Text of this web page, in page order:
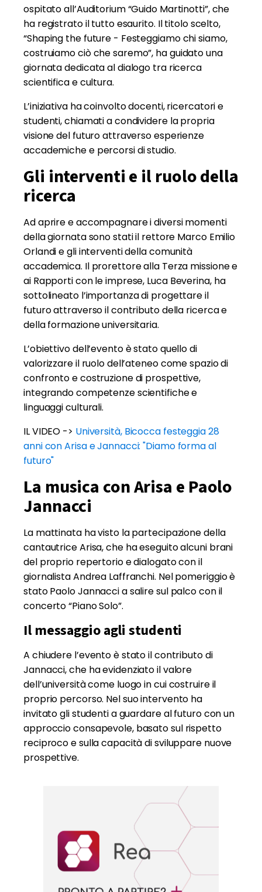
ospitato all’Auditorium “Guido Martinotti”, che
ha registrato il tutto esaurito. Il titolo scelto,
“Shaping the future - Festeggiamo chi siamo,
costruiamo ciò che saremo”, ha guidato una
giornata dedicata al dialogo tra ricerca
scientifica e cultura.
L’iniziativa ha coinvolto docenti, ricercatori e
studenti, chiamati a condividere la propria
visione del futuro attraverso esperienze
accademiche e percorsi di studio.
Gli interventi e il ruolo della
ricerca
Ad aprire e accompagnare i diversi momenti
della giornata sono stati il rettore Marco Emilio
Orlandi e gli interventi della comunità
accademica. Il prorettore alla Terza missione e
ai Rapporti con le imprese, Luca Beverina, ha
sottolineato l’importanza di progettare il
futuro attraverso il contributo della ricerca e
della formazione universitaria.
L’obiettivo dell’evento è stato quello di
valorizzare il ruolo dell’ateneo come spazio di
confronto e costruzione di prospettive,
integrando competenze scientifiche e
linguaggi culturali.
IL VIDEO -> Università, Bicocca festeggia 28
anni con Arisa e Jannacci: "Diamo forma al
futuro"
La musica con Arisa e Paolo
Jannacci
La mattinata ha visto la partecipazione della
cantautrice Arisa, che ha eseguito alcuni brani
del proprio repertorio e dialogato con il
giornalista Andrea Laffranchi. Nel pomeriggio è
stato Paolo Jannacci a salire sul palco con il
concerto “Piano Solo”.
Il messaggio agli studenti
A chiudere l’evento è stato il contributo di
Jannacci, che ha evidenziato il valore
dell’università come luogo in cui costruire il
proprio percorso. Nel suo intervento ha
invitato gli studenti a guardare al futuro con un
approccio consapevole, basato sul rispetto
reciproco e sulla capacità di sviluppare nuove
prospettive.